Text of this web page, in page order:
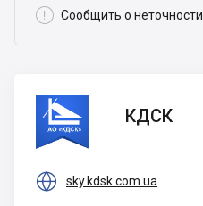
 Сообщить о неточности
КДСК
КДСК
 sky.kdsk.com.ua